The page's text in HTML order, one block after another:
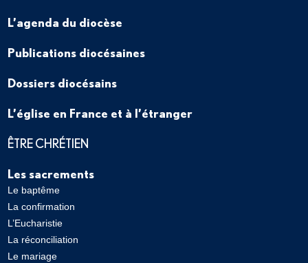
L’agenda du diocèse
Publications diocésaines
Dossiers diocésains
L’église en France et à l’étranger
ÊTRE CHRÉTIEN
Les sacrements
Le baptême
La confirmation
L’Eucharistie
La réconciliation
Le mariage